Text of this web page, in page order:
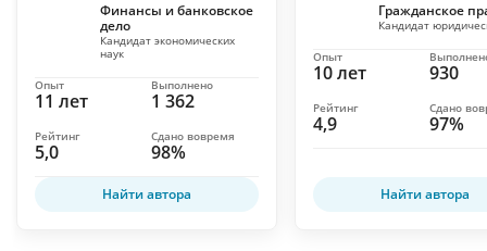
Финансы и банковское
дело
Кандидат экономических
наук
11 лет
Опыт
1 362
Выполнено
5,0
Рейтинг
98%
Сдано вовремя
Найти автора
Гражданское
Кандидат
10 лет
Опыт
930
4,9
Рейтинг
97%
Сдано
Найти автора